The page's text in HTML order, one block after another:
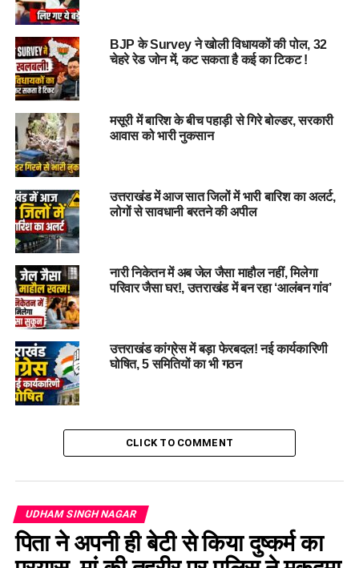
“चिल्ड्रन बैंक ऑफ इंडिया” के रखे गए थे
नोट
पुलिस जांच में एक चौंकाने वाला खुलासा हुआ है। कई गड्डियों में ऊपर
भारतीय रिजर्व बैंक के असली 500 रुपये के नोट लगाए गए थे, जबकि नीचे
“चिल्ड्रन बैंक ऑफ इंडिया” लिखे नकली नोट रखे गए थे। इस तरीके का
इस्तेमाल लोगों को धोखा देकर नकली नोट खपाने के लिए किया जा रहा
था।
दोनों शातिर आम लोगों को ठगने की रच रहे
लोग भारी मात्रा में संदिग्ध नोटों के साथ मौजूद हैं। सूचना मिलते ही पुलिस
टीम ने मौके पर पहुंचकर दबिश दी और दो लोगों को हिरासत में लिया।
BJP के Survey ने खोली विधायकों की पोल, 32
चेहरे रेड जोन में, कट सकता है कई का टिकट !
मसूरी में बारिश के बीच पहाड़ी से गिरे बोल्डर, सरकारी
आवास को भारी नुकसान
उत्तराखंड में आज सात जिलों में भारी बारिश का अलर्ट,
लोगों से सावधानी बरतने की अपील
नारी निकेतन में अब जेल जैसा माहौल नहीं, मिलेगा
परिवार जैसा घर!, उत्तराखंड में बन रहा ‘आलंबन गांव’
उत्तराखंड कांग्रेस में बड़ा फेरबदल! नई कार्यकारिणी
घोषित, 5 समितियों का भी गठन
CLICK TO COMMENT
UDHAM SINGH NAGAR
पिता ने अपनी ही बेटी से किया दुष्कर्म का